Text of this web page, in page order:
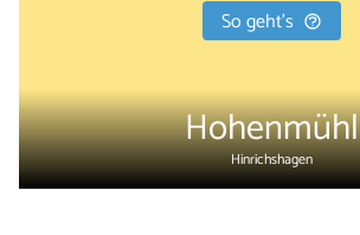
So geht's
Hohenmühl
Hinrichshagen